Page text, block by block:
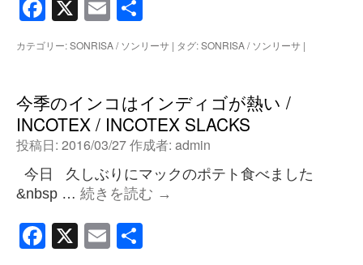
Facebook
X Email
カテゴリー:SONRISA / ソンリーサ | タグ:SONRISA / ソンリーサ |
今季のインコはインディゴが熱い /
INCOTEX / INCOTEX SLACKS
投稿日: 2016/03/27作成者: admin
今日 久しぶりにマックのポテト食べました
&nbsp … 続きを読む →
Facebook
X Email